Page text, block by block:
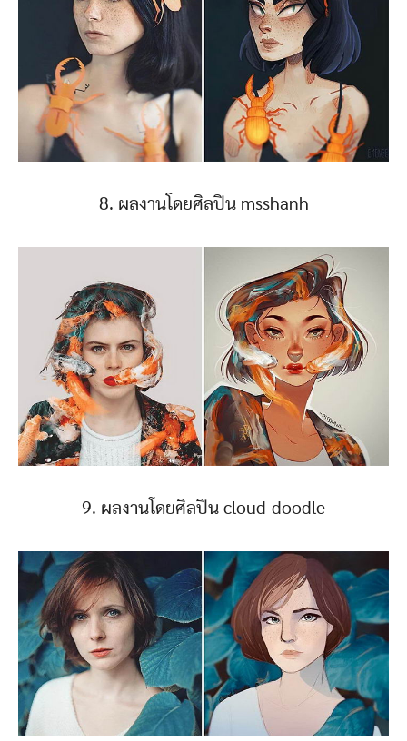
8. ผลงานโดยศิลปิน msshanh
9. ผลงานโดยศิลปิน cloud_doodle